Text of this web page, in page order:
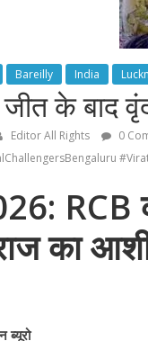
Bareilly India
के बाद
Editor All Rights 0
RCB
का
ब्यूरो